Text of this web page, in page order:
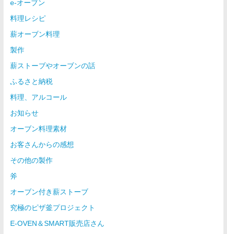
e-オーブン
料理レシピ
薪オーブン料理
製作
薪ストーブやオーブンの話
ふるさと納税
料理、アルコール
お知らせ
オーブン料理素材
お客さんからの感想
その他の製作
斧
オーブン付き薪ストーブ
究極のピザ釜プロジェクト
E-OVEN＆SMART販売店さん